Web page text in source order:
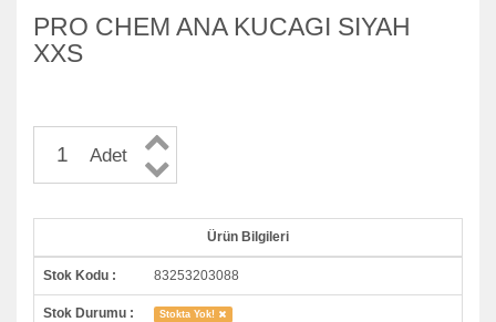
PRO CHEM ANA KUCAGI SIYAH
XXS
Adet
Ürün Bilgileri
Stok Kodu : 83253203088
Stok Durumu : Stokta Yok!